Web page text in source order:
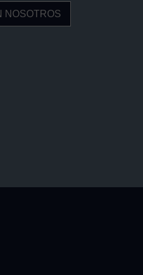
NOSOTROS